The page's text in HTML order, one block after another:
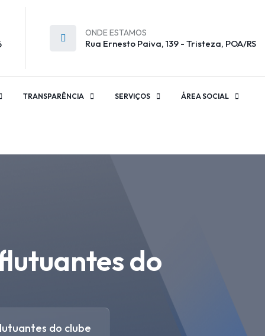
ONDE ESTAMOS
Rua Ernesto Paiva, 139 - Tristeza, POA/RS
TRANSPARÊNCIA SERVIÇOS ÁREA SOCIAL
do
do clube